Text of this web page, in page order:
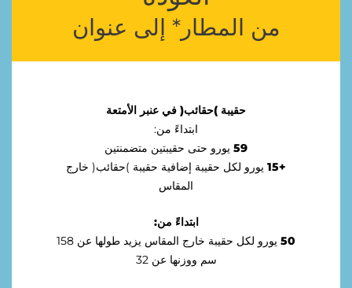
ﻣﻦ ﺍﻟﻤﻄﺎﺭ* ﺇﻟﻰ ﻋﻨﻮﺍﻥ
ﺣﻘﻴﺒﺔ )ﺣﻘﺎﺋﺐ( ﻓﻲ ﻋﻨﺒﺮ ﺍﻷﻣﺘﻌﺔ
ﺍﺑﺘﺪﺍﺀً ﻣﻦ:
59 ﻳﻮﺭﻭ ﺣﺘﻰ ﺣﻘﻴﺒﺘﻴﻦ ﻣﺘﻀﻤﻨﺘﻴﻦ
+15
ﻳﻮﺭﻭ ﻟﻜﻞ ﺣﻘﻴﺒﺔ ﺇﺿﺎﻓﻴﺔ ﺣﻘﻴﺒﺔ )ﺣﻘﺎﺋﺐ( ﺧﺎﺭﺝ
ﺍﻟﻤﻘﺎﺱ
ﺍﺑﺘﺪﺍﺀً ﻣﻦ:
50
ﻳﻮﺭﻭ ﻟﻜﻞ ﺣﻘﻴﺒﺔ ﺧﺎﺭﺝ ﺍﻟﻤﻘﺎﺱ ﻳﺰﻳﺪ ﻃﻮﻟﻬﺎ ﻋﻦ 158
ﺳﻢ ﻭﻭﺯﻧﻬﺎ ﻋﻦ 32